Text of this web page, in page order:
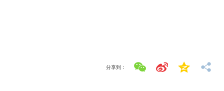
分享到：